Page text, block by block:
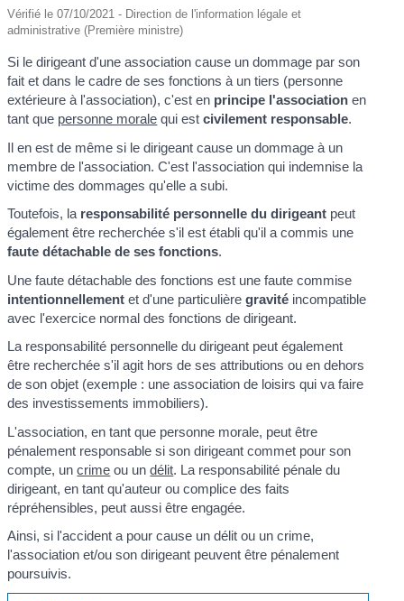
Vérifié le 07/10/2021 - Direction de l'information légale et
administrative (Première ministre)
Si le dirigeant d'une association cause un dommage par son
fait et dans le cadre de ses fonctions à un tiers (personne
extérieure à l'association), c'est en principe l'association en
tant que personne morale qui estcivilement responsable.
Il en est de même si le dirigeant cause un dommage à un
membre de l'association. C'est l'association qui indemnise la
victime des dommages qu'elle a subi.
Toutefois, la responsabilité personnelle du dirigeant peut
également être recherchée s'il est établi qu'il a commis une
faute détachable de ses fonctions.
Une faute détachable des fonctions est une faute commise
intentionnellement et d'une particulièregravité incompatible
avec l'exercice normal des fonctions de dirigeant.
La responsabilité personnelle du dirigeant peut également
être recherchée s'il agit hors de ses attributions ou en dehors
de son objet (exemple : une association de loisirs qui va faire
des investissements immobiliers).
L'association, en tant que personne morale, peut être
pénalement responsable si son dirigeant commet pour son
compte, uncrime ou undélit. La responsabilité pénale du
dirigeant, en tant qu'auteur ou complice des faits
répréhensibles, peut aussi être engagée.
Ainsi, si l'accident a pour cause un délit ou un crime,
l'association et/ou son dirigeant peuvent être pénalement
poursuivis.